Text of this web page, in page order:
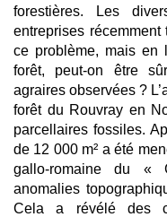
forestières. Les
entreprises
ce problème, mais en
forêt, peut-on être
agraires observées ?
forêt du Rouvray en
parcellaires fossiles.
de 12 000 m² a été
gallo-romaine du «
anomalies
Cela a révélé des